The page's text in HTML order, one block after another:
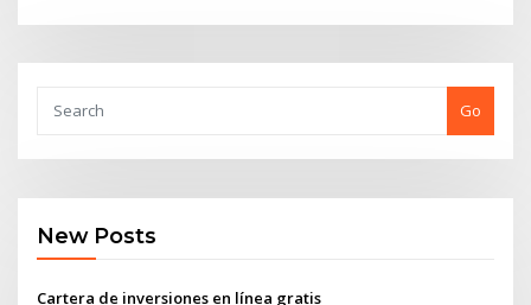
Go
New Posts
Cartera de inversiones en línea gratis